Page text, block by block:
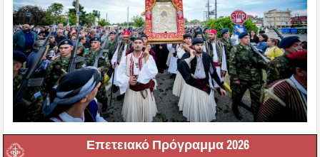
Επετειακό Πρόγραμμα 2026